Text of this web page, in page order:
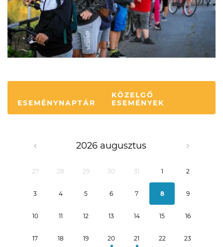
ESEMÉNYNAPTÁR
KÖZELGŐ
ESEMÉNYEK
2026 augusztus
27 28 29 30 31 1 2
3 4 5 6 7 8 9
10 11 12 13 14 15 16
17 18 19 20 21 22 23